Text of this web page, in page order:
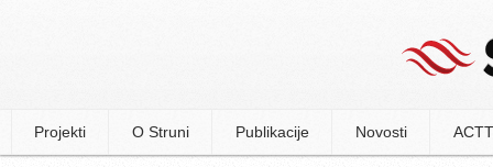
Projekti O Struni Publikacije Novosti